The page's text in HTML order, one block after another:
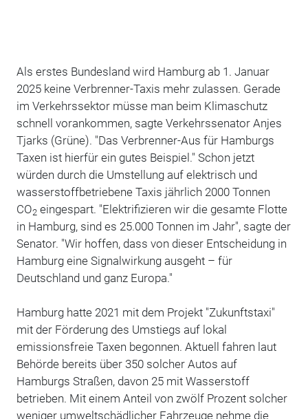
Als erstes Bundesland wird Hamburg ab 1. Januar
2025 keine Verbrenner-Taxis mehr zulassen. Gerade
im Verkehrssektor müsse man beim Klimaschutz
schnell vorankommen, sagte Verkehrssenator Anjes
Tjarks (Grüne). "Das Verbrenner-Aus für Hamburgs
Taxen ist hierfür ein gutes Beispiel." Schon jetzt
würden durch die Umstellung auf elektrisch und
wasserstoffbetriebene Taxis jährlich 2000 Tonnen
CO2eingespart. "Elektrifizieren wir die gesamte Flotte
in Hamburg, sind es 25.000 Tonnen im Jahr", sagte der
Senator. "Wir hoffen, dass von dieser Entscheidung in
Hamburg eine Signalwirkung ausgeht – für
Deutschland und ganz Europa."
Hamburg hatte 2021 mit dem Projekt "Zukunftstaxi"
mit der Förderung des Umstiegs auf lokal
emissionsfreie Taxen begonnen. Aktuell fahren laut
Behörde bereits über 350 solcher Autos auf
Hamburgs Straßen, davon 25 mit Wasserstoff
betrieben. Mit einem Anteil von zwölf Prozent solcher
weniger umweltschädlicher Fahrzeuge nehme die